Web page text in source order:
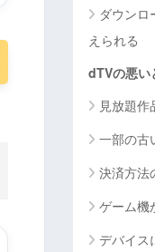
ダウンロ
えられる
dTVの悪い
見放題
一部の古
決済方法
ゲーム機
デバイス